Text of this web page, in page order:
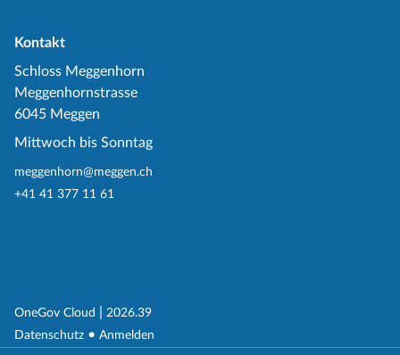
Kontakt
Schloss Meggenhorn
Meggenhornstrasse
6045 Meggen
Mittwoch bis Sonntag
meggenhorn@meggen.ch
+41 41 377 11 61
OneGov Cloud (External Link)
2026.39
Datenschutz (External Link)
Anmelden